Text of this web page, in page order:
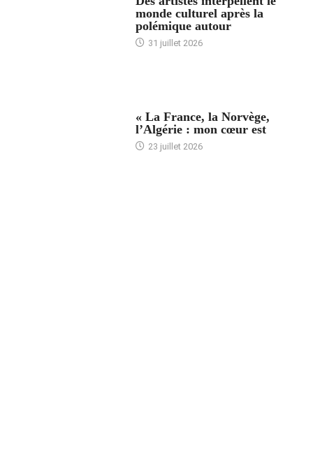
monde culturel après la
polémique autour
31 juillet 2026
« La France, la Norvège,
l’Algérie : mon cœur est
23 juillet 2026